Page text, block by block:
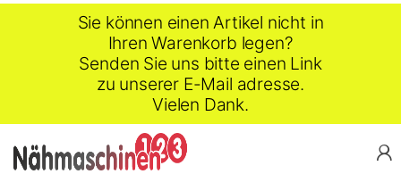
Sie können einen Artikel nicht in
Ihren Warenkorb legen?
Senden Sie uns bitte einen Link
zu unserer E-Mail adresse.
Vielen Dank.